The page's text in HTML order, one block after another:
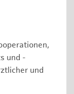
und -
und